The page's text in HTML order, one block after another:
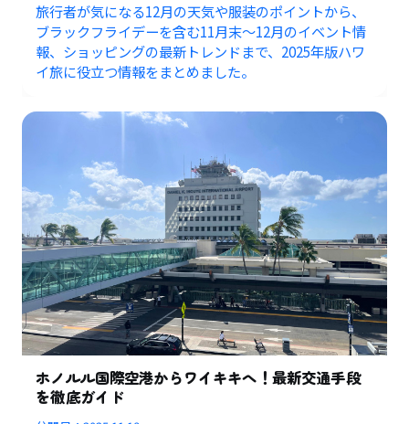
旅行者が気になる12月の天気や服装のポイントから、
ブラックフライデーを含む11月末〜12月のイベント情
報、ショッピングの最新トレンドまで、2025年版ハワ
イ旅に役立つ情報をまとめました。
ホノルル国際空港からワイキキへ！最新交通手段
を徹底ガイド